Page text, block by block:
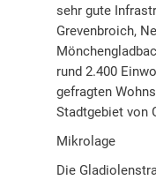
sehr gute
Grevenbroich,
rund 2.400
gefragten
Stadtgebiet von
Mikrolage
Die